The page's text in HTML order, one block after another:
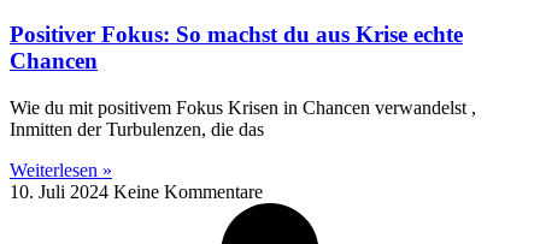
Positiver Fokus: So machst du aus Krise echte
Chancen
Wie du mit positivem Fokus Krisen in Chancen verwandelst ,
Inmitten der Turbulenzen, die das
Weiterlesen »
10. Juli 2024 Keine Kommentare